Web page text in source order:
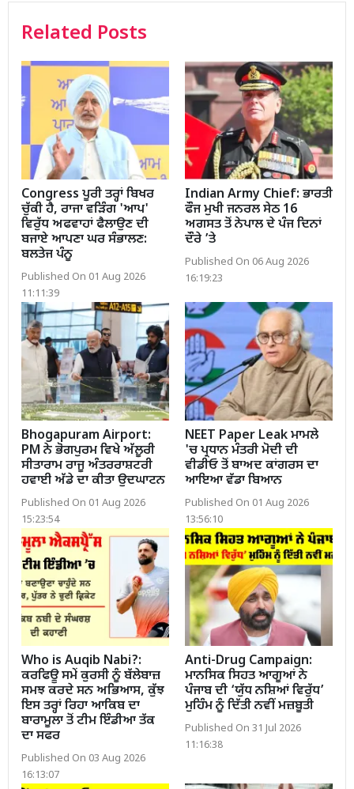
Related Posts
Congress ਪੂਰੀ ਤਰ੍ਹਾਂ ਬਿਖਰ
ਚੁੱਕੀ ਹੈ, ਰਾਜਾ ਵੜਿੰਗ 'ਆਪ'
ਵਿਰੁੱਧ ਅਫਵਾਹਾਂ ਫੈਲਾਉਣ ਦੀ
ਬਜਾਏ ਆਪਣਾ ਘਰ ਸੰਭਾਲਣ:
ਬਲਤੇਜ ਪੰਨੂ
Published On 01 Aug 2026
11:11:39
Indian Army Chief: ਭਾਰਤੀ
ਫੌਜ ਮੁਖੀ ਜਨਰਲ ਸੇਠ 16
ਅਗਸਤ ਤੋਂ ਨੇਪਾਲ ਦੇ ਪੰਜ ਦਿਨਾਂ
ਦੌਰੇ ’ਤੇ
Published On 06 Aug 2026
16:19:23
Bhogapuram Airport:
PM ਨੇ ਭੋਗਪੁਰਮ ਵਿਖੇ ਅੱਲੂਰੀ
ਸੀਤਾਰਾਮ ਰਾਜੂ ਅੰਤਰਰਾਸ਼ਟਰੀ
ਹਵਾਈ ਅੱਡੇ ਦਾ ਕੀਤਾ ਉਦਘਾਟਨ
Published On 01 Aug 2026
15:23:54
NEET Paper Leak ਮਾਮਲੇ
'ਚ ਪ੍ਰਧਾਨ ਮੰਤਰੀ ਮੋਦੀ ਦੀ
ਵੀਡੀਓ ਤੋਂ ਬਾਅਦ ਕਾਂਗਰਸ ਦਾ
ਆਇਆ ਵੱਡਾ ਬਿਆਨ
Published On 01 Aug 2026
13:56:10
Who is Auqib Nabi?:
ਕਰਫਿਊ ਸਮੇਂ ਕੁਰਸੀ ਨੂੰ ਬੱਲੇਬਾਜ਼
ਸਮਝ ਕਰਦੇ ਸਨ ਅਭਿਆਸ, ਕੁੱਝ
ਇਸ ਤਰ੍ਹਾਂ ਰਿਹਾ ਆਕਿਬ ਦਾ
ਬਾਰਾਮੂਲਾ ਤੋਂ ਟੀਮ ਇੰਡੀਆ ਤੱਕ
ਦਾ ਸਫਰ
Published On 03 Aug 2026
16:13:07
Anti-Drug Campaign:
ਮਾਨਸਿਕ ਸਿਹਤ ਆਗੂਆਂ ਨੇ
ਪੰਜਾਬ ਦੀ ‘ਯੁੱਧ ਨਸ਼ਿਆਂ ਵਿਰੁੱਧ’
ਮੁਹਿੰਮ ਨੂੰ ਦਿੱਤੀ ਨਵੀਂ ਮਜ਼ਬੂਤੀ
Published On 31 Jul 2026
11:16:38